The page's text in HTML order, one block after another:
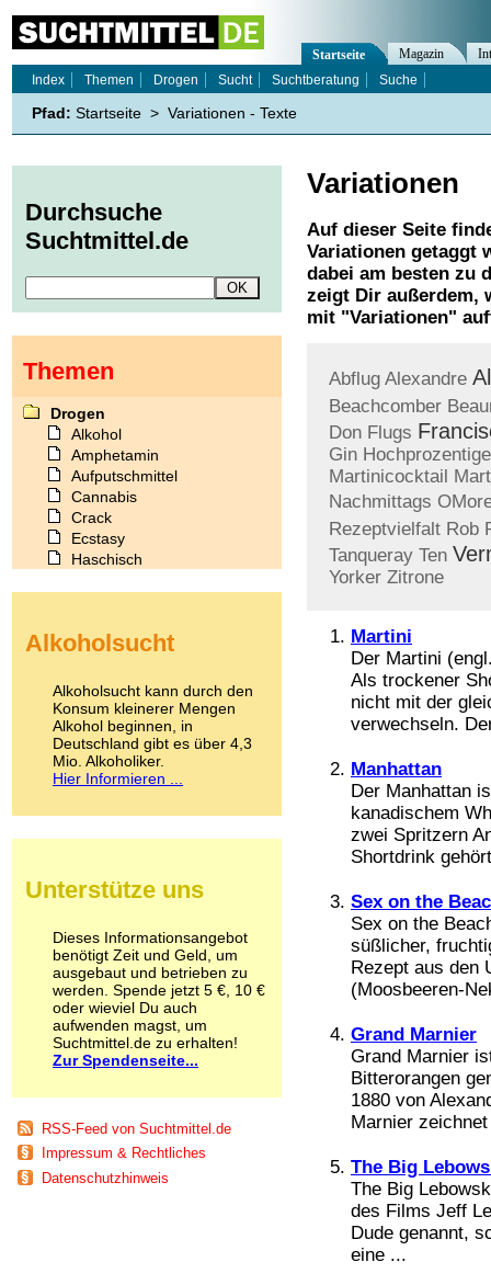
Variationen
Auf dieser Seite
Variationen getaggt
dabei am besten zu
zeigt Dir außerdem,
mit "Variationen"
Abflug Alexandre
Beachcomber
Don Flugs
Gin Hochprozentige
Martinicocktail
Nachmittags
Rezeptvielfalt Rob
Tanqueray Ten
Yorker Zitrone
Martini
Der Martini
Als trockener
nicht mit der
verwechseln.
Manhattan
Der Manhattan
kanadischem
zwei Spritzern
Shortdrink
Sex on the
Sex on the
süßlicher,
Rezept aus den
(Moosbeeren-
Grand Marnier
Grand Marnier
Bitterorangen
1880 von
Marnier
The Big
The Big
des Films Jeff
Dude genannt,
eine ...
Startseite Magazin
Index
Themen Drogen Sucht Suchtberatung Suche
Pfad: Startseite > Variationen - Texte
Durchsuche
Suchtmittel.de
Themen
Drogen
Alkohol
Amphetamin
Aufputschmittel
Cannabis
Crack
Ecstasy
Haschisch
Kokain
LSD
Marihuana
Medikamente
Meskalin
Metamphetamin
Methadon
Pilze
Psychopharmaka
Schlafmittel
Schmerzmittel
Schnüffelstoffe
Spice
Sucht / Süchte
Alkoholsucht
Co-Abhängigkeit
Computersucht
Ess-Brechsucht
Essstörungen
Fernsehsucht
Alkoholsucht
Alkoholsucht kann durch den
Konsum kleinerer Mengen
Alkohol beginnen, in
Deutschland gibt es über 4,3
Mio. Alkoholiker.
Hier Informieren ...
Unterstütze uns
Dieses Informationsangebot
benötigt Zeit und Geld, um
ausgebaut und betrieben zu
werden. Spende jetzt 5 €, 10 €
oder wieviel Du auch
aufwenden magst, um
Suchtmittel.de zu erhalten!
Zur Spendenseite...
RSS-Feed von Suchtmittel.de
Impressum & Rechtliches
Datenschutzhinweis